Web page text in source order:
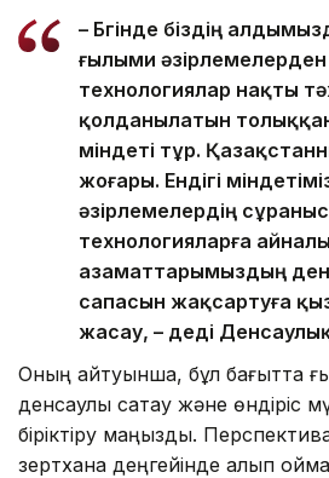
– Бүгінде біздің
ғылыми әзірлемелерден
технологиялар нақты
қолданылатын
міндеті тұр.
жоғары. Ендігі
әзірлемелердің
технологияларға
азаматтарымыздың
сапасын жақсартуға
жасау, – деді
Оның айтуынша, бұл бағытта
денсаулық сақтау және өндіріс
біріктіру маңызды.
зертхана деңгейінде қалып